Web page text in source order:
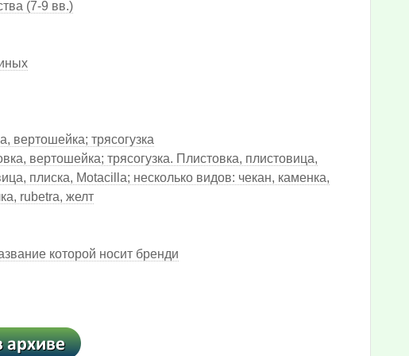
(7-9 вв.)
вертошейка; трясогузка
вертошейка; трясогузка. Плистовка, плистовица,
плиска, Motacilla; несколько видов: чекан, каменка,
rubetra, желт
которой носит бренди